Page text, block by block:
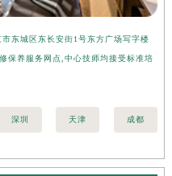
东城区东长安街1号东方广场写字楼
保养服务网点,中心技师均接受标准培
深圳 天津 成都